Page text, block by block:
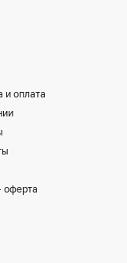
и оплата
оферта